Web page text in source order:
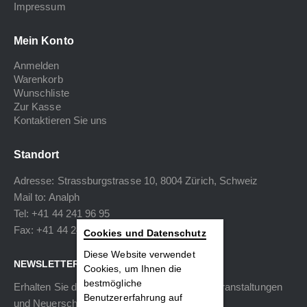
Impressum
Mein Konto
Anmelden
Warenkorb
Wunschliste
Zur Kasse
Kontaktieren Sie uns
Standort
Adresse: Strassburgstrasse 10, 8004 Zürich, Schweiz
Mail to: Analph
Tel: +41 44 241 96 95
Fax: +41 44 240 34 40
NEWSLETTER
Erhalten Sie die neuesten Informationen zu Veranstaltungen
und Neuerscheinungen.
Cookies und Datenschutz
Diese Website verwendet
Cookies, um Ihnen die
bestmögliche
Benutzererfahrung auf